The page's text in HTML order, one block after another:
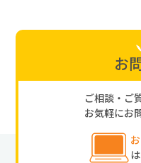
お
ご相談・ご
お気軽にお